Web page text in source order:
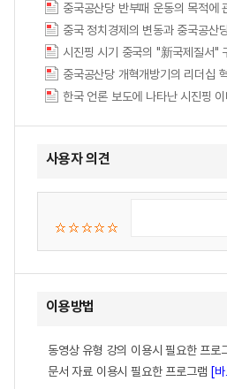
중국공산당 반부패 운동의 목적에
중국 정치경제의 변동과 중국
시진핑 시기 중국의 "新국제질서"
중국공산당 개혁개방기의 리더십
사용자 의견
이용방법
동영상 유형 강의 이용시 필요한 프로
문서 자료 이용시 필요한 프로그램 [